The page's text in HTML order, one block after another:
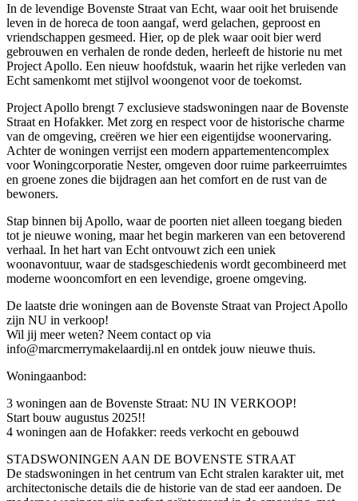
In de levendige Bovenste Straat van Echt, waar ooit het bruisende
leven in de horeca de toon aangaf, werd gelachen, geproost en
vriendschappen gesmeed. Hier, op de plek waar ooit bier werd
gebrouwen en verhalen de ronde deden, herleeft de historie nu met
Project Apollo. Een nieuw hoofdstuk, waarin het rijke verleden van
Echt samenkomt met stijlvol woongenot voor de toekomst.
Project Apollo brengt 7 exclusieve stadswoningen naar de Bovenste
Straat en Hofakker. Met zorg en respect voor de historische charme
van de omgeving, creëren we hier een eigentijdse woonervaring.
Achter de woningen verrijst een modern appartementencomplex
voor Woningcorporatie Nester, omgeven door ruime parkeerruimtes
en groene zones die bijdragen aan het comfort en de rust van de
bewoners.
Stap binnen bij Apollo, waar de poorten niet alleen toegang bieden
tot je nieuwe woning, maar het begin markeren van een betoverend
verhaal. In het hart van Echt ontvouwt zich een uniek
woonavontuur, waar de stadsgeschiedenis wordt gecombineerd met
moderne wooncomfort en een levendige, groene omgeving.
De laatste drie woningen aan de Bovenste Straat van Project Apollo
zijn NU in verkoop!
Wil jij meer weten? Neem contact op via
info@marcmerrymakelaardij.nl en ontdek jouw nieuwe thuis.
Woningaanbod:
3 woningen aan de Bovenste Straat: NU IN VERKOOP!
Start bouw augustus 2025!!
4 woningen aan de Hofakker: reeds verkocht en gebouwd
STADSWONINGEN AAN DE BOVENSTE STRAAT
De stadswoningen in het centrum van Echt stralen karakter uit, met
architectonische details die de historie van de stad eer aandoen. De